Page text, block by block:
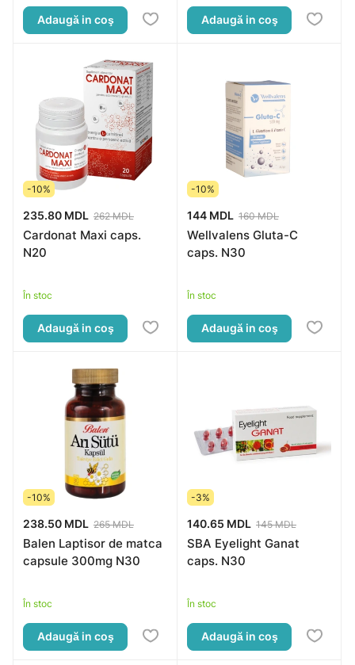
Adaugă in coş Adaugă in coş
-10%
235.80 MDL 262 MDL
Cardonat Maxi caps.
N20
În stoc
Adaugă in coş
-10%
144 MDL 160 MDL
Wellvalens Gluta-C
caps. N30
În stoc
Adaugă in coş
-10%
238.50 MDL 265 MDL
Balen Laptisor de matca
capsule 300mg N30
În stoc
Adaugă in coş
-3%
140.65 MDL 145 MDL
SBA Eyelight Ganat
caps. N30
În stoc
Adaugă in coş